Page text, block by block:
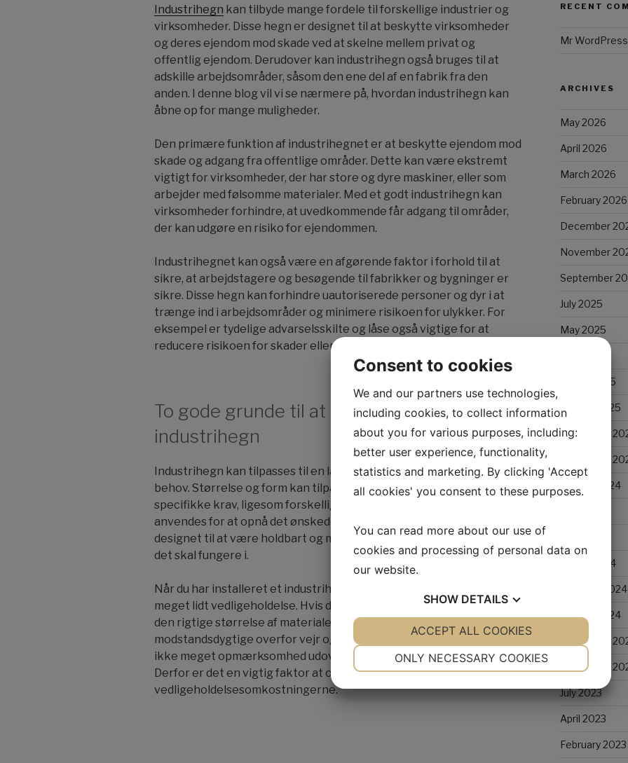
Industrihegn kan tilbyde mange fordele til forskellige industrier og
virksomheder. Disse hegn er designet til at beskytte virksomheder
og deres ejendom mod skade ved at skelne mellem privat og
offentlig ejendom. Derudover kan industrihegn også bruges til at
adskille arbejdsområder, såsom den ene del af en fabrik fra den
anden. I denne blog vil vi se nærmere på, hvordan industrihegn kan
åbne op for mange muligheder.
Den primære funktion af industrihegnet er at beskytte ejendom mod
skade og adgang fra offentlige områder. Dette kan være ekstremt
vigtigt for virksomheder, der har store og dyre maskiner, eller som
arbejder med følsomme materialer. Med et godt industrihegn kan
virksomheder forhindre, at uvedkommende får adgang til områder,
der kan udgøre en risiko for ejendommen.
Industrihegnet kan også være en afgørende faktor i forhold til at
sikre, at arbejdstagere og besøgende til fabrikker og bygninger er
sikre. Disse hegn kan forhindre uautoriserede personer og dyr i at
trænge ind i arbejdsområder og minimere risikoen for ulykker. For
eksempel er tydelige advarselsskilte og låse også vigtige for at
reducere risikoen for skader eller ulykker.
To gode grunde til at investere i
industrihegn
Industrihegn kan tilpasses til en lang række forskellige områder og
behov. Størrelse og form kan tilpasses efter virksomhedens
specifikke krav, ligesom forskellige designs og materialer kan
anvendes for at opnå det ønskede look. Et godt hegn bør være
designet til at være holdbart og modstandsdygtigt overfor det miljø,
det skal fungere i.
Når du har installeret et industrihegn, vil du bemærke, at det har
meget lidt vedligeholdelse. Hvis det er designet korrekt og brugt
den rigtige størrelse af materiale, vil industrihegnene være meget
modstandsdygtige overfor vejr og vind. Desuden kræver de generelt
ikke meget opmærksomhed udover at blive rengjort regelmæssigt.
Derfor er det en vigtig faktor at overveje, hvis du ønsker at spare på
vedligeholdelsesomkostningerne.
RECENT
Mr WordPress
ARCHIVES
May 2026
April 2026
March 2026
February 2026
December
November
September
July 2025
May 2025
March 2025
January 2025
December
November
August 2024
March 2024
February 2024
January 2024
December
November
July 2023
April 2023
February 2023
Consent to cookies
We and our partners use technologies,
including cookies, to collect information
about you for various purposes, including:
better user experience, functionality,
statistics and marketing. By clicking 'Accept
all cookies' you consent to these purposes.
You can read more about our use of
cookies and processing of personal data on
our website.
SHOW DETAILS
YES NO YES NO
ONLY NECESSARY COOKIES
ACCEPT ALL COOKIES